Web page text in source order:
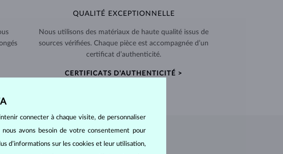
QUALITÉ EXCEPTIONNELLE
Nous utilisons des matériaux de haute qualité issus de
sources vérifiées. Chaque pièce est accompagnée d’un
certificat d’authenticité.
CERTIFICATS D’AUTHENTICITÉ >
connecter à chaque visite, de personnaliser
avons besoin de votre consentement pour
d’informations sur les cookies et leur utilisation,